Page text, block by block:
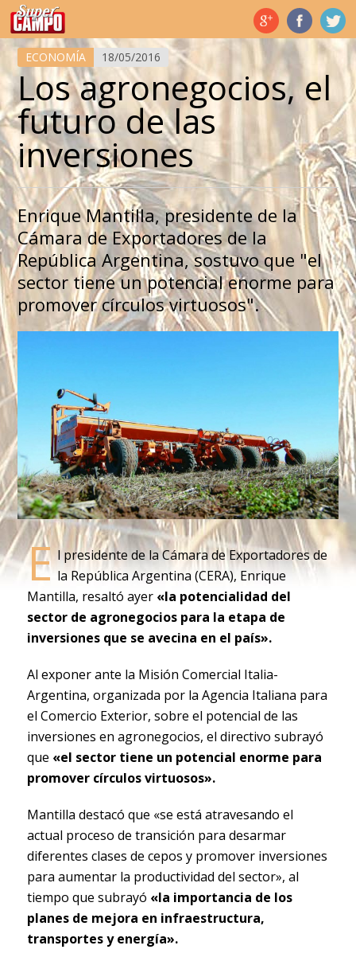
Temas de hoy
ECONOMÍA 18/05/2016
Los agronegocios, el
futuro de las
inversiones
Enrique Mantilla, presidente de la
Cámara de Exportadores de la
República Argentina, sostuvo que "el
sector tiene un potencial enorme para
promover círculos virtuosos".
E l presidente de la Cámara de Exportadores de
la República Argentina (CERA), Enrique
Mantilla, resaltó ayer «la potencialidad del
sector de agronegocios para la etapa de
inversiones que se avecina en el país».
Al exponer ante la Misión Comercial Italia-
Argentina, organizada por la Agencia Italiana para
el Comercio Exterior, sobre el potencial de las
inversiones en agronegocios, el directivo subrayó
que «el sector tiene un potencial enorme para
promover círculos virtuosos».
Mantilla destacó que «se está atravesando el
actual proceso de transición para desarmar
diferentes clases de cepos y promover inversiones
para aumentar la productividad del sector», al
tiempo que subrayó «la importancia de los
planes de mejora en infraestructura,
transportes y energía».